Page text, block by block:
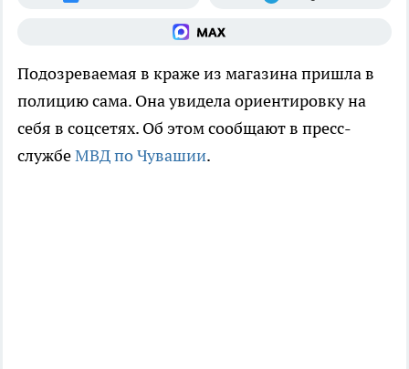
Подозреваемая в краже из магазина пришла в
полицию сама. Она увидела ориентировку на
себя в соцсетях. Об этом сообщают в пресс-
службеМВД по Чувашии.